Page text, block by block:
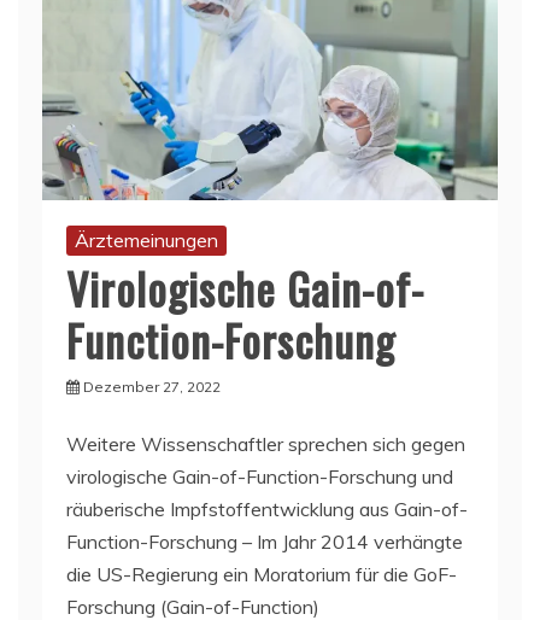
Ärztemeinungen
Virologische Gain-of-
Function-Forschung
Dezember 27, 2022
Weitere Wissenschaftler sprechen sich gegen
virologische Gain-of-Function-Forschung und
räuberische Impfstoffentwicklung aus Gain-of-
Function-Forschung – Im Jahr 2014 verhängte
die US-Regierung ein Moratorium für die GoF-
Forschung (Gain-of-Function)